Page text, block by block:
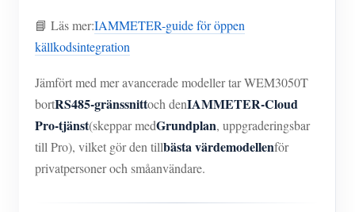
📘 Läs mer:IAMMETER-guide för öppen
källkodsintegration
Jämfört med mer avancerade modeller tar WEM3050T
bortRS485-gränssnittoch denIAMMETER-Cloud
Pro-tjänst(skeppar medGrundplan, uppgraderingsbar
till Pro), vilket gör den tillbästa värdemodellenför
privatpersoner och småanvändare.